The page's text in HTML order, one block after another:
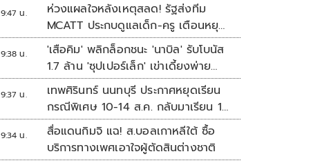
9:47 น.
ห่วงแผลใจหลังเหตุสลด! รัฐส่งทีม
MCATT ประกบดูแลเด็ก-ครู เตือนหยุด
แชร์ภาพรุนแรง
9:38 น.
'เสือคิม' พลิกล็อกชนะ 'นาบิล' รับโบนัส
1.7 ล้าน 'ซุปเปอร์เล็ก' เข่าเดี้ยงพ่าย
TKO
9:37 น.
เทพศิรินทร์ นนทบุรี ประกาศหยุดเรียน
กรณีพิเศษ 10-14 ส.ค. กลับมาเรียน 17
ส.ค.
9:34 น.
สื่อแดนกิมจิ แฉ! ส.บอลเกาหลีใต้ ซื้อ
บริการทางเพศเอาใจผู้ตัดสินต่างชาติ